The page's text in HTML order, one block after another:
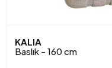
KALIA
Baslık - 160 cm